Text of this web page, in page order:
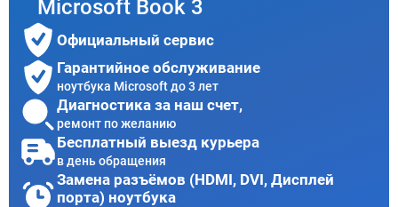
Microsoft Book 3
Официальный сервис
Гарантийное обслуживание
ноутбука Microsoft до 3 лет
Диагностика за наш счет,
ремонт по желанию
Бесплатный выезд курьера
в день обращения
Замена разъёмов (HDMI, DVI, Дисплей
порта) ноутбука